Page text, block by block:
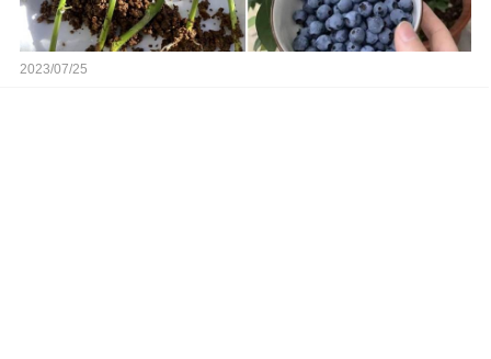
2023/07/25